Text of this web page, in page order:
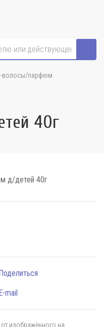
волосы/парфюм
40г
mail
изображённого на